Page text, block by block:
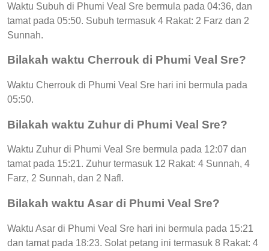
Waktu Subuh di Phumi Veal Sre bermula pada 04:36, dan
tamat pada 05:50. Subuh termasuk 4 Rakat: 2 Farz dan 2
Sunnah.
Bilakah waktu Cherrouk di Phumi Veal Sre?
Waktu Cherrouk di Phumi Veal Sre hari ini bermula pada
05:50.
Bilakah waktu Zuhur di Phumi Veal Sre?
Waktu Zuhur di Phumi Veal Sre bermula pada 12:07 dan
tamat pada 15:21. Zuhur termasuk 12 Rakat: 4 Sunnah, 4
Farz, 2 Sunnah, dan 2 Nafl.
Bilakah waktu Asar di Phumi Veal Sre?
Waktu Asar di Phumi Veal Sre hari ini bermula pada 15:21
dan tamat pada 18:23. Solat petang ini termasuk 8 Rakat: 4